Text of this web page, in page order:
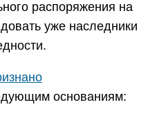
распоряжения на
уже наследники
основаниям: